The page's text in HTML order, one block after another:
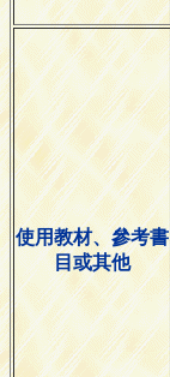
使用教材、參考書
目或其他